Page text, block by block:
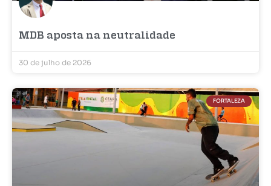
MDB aposta na neutralidade
30 de julho de 2026
FORTALEZA